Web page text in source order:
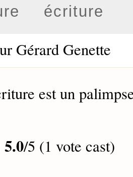
écriture
Gérard Genette
est un
5.0/5 (1 vote cast)